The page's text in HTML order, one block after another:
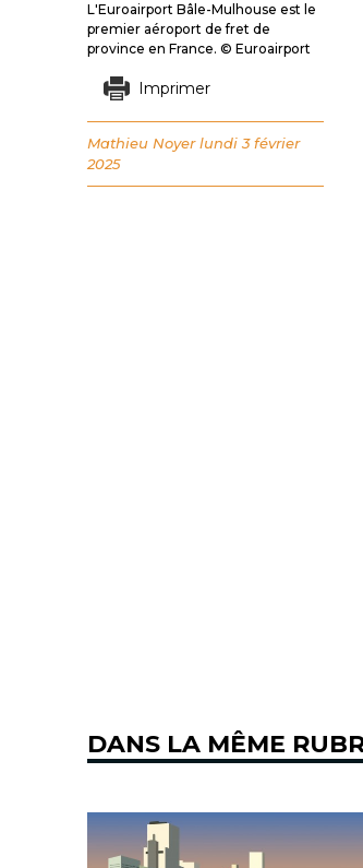
L'Euroairport Bâle-Mulhouse est le
premier aéroport de fret de
province en France. © Euroairport
Imprimer
Mathieu Noyer lundi 3 février
2025
DANS LA MÊME